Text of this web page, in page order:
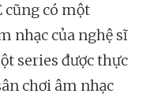
cũng có một
nhạc của nghệ sĩ
series được thực
chơi âm nhạc